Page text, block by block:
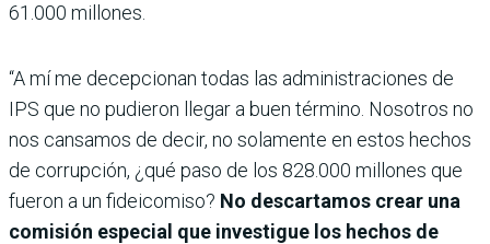
61.000 millones.
“A mí me decepcionan todas las administraciones de
IPS que no pudieron llegar a buen término. Nosotros no
nos cansamos de decir, no solamente en estos hechos
de corrupción, ¿qué paso de los 828.000 millones que
fueron a un fideicomiso? No descartamos crear una
comisión especial que investigue los hechos de